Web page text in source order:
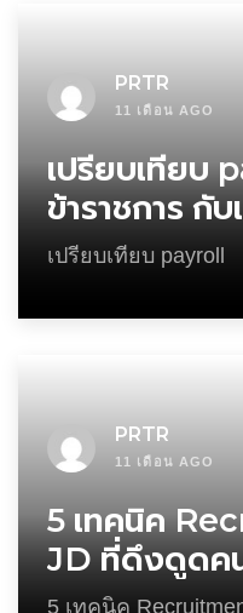
PRTR
11 เดือน AGO
เปรียบเทียบ
ข้าราชการ กั
ยืดหยุ่นกว่า?
เปรียบเทียบ payroll
PRTR
11 เดือน AGO
5 เทคนิค
JD ที่ดึงดูดคน
5 เทคนิค